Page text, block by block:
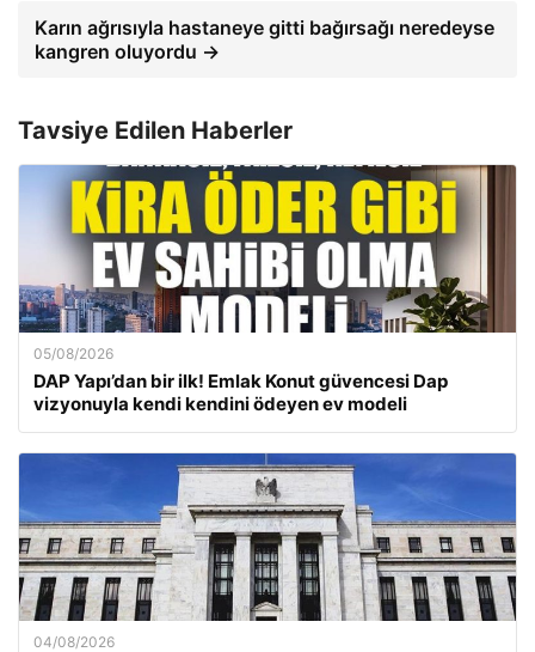
Karın ağrısıyla hastaneye gitti bağırsağı neredeyse
kangren oluyordu →
Tavsiye Edilen Haberler
05/08/2026
DAP Yapı’dan bir ilk! Emlak Konut güvencesi Dap
vizyonuyla kendi kendini ödeyen ev modeli
04/08/2026